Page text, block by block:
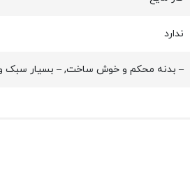
ندارد
– بدنه محکم و خوش ساخت, – بسیار سبک و